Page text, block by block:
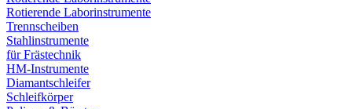
Rotierende Laborinstrumente
Trennscheiben
Stahlinstrumente
für Frästechnik
HM-Instrumente
Diamantschleifer
Schleifkörper